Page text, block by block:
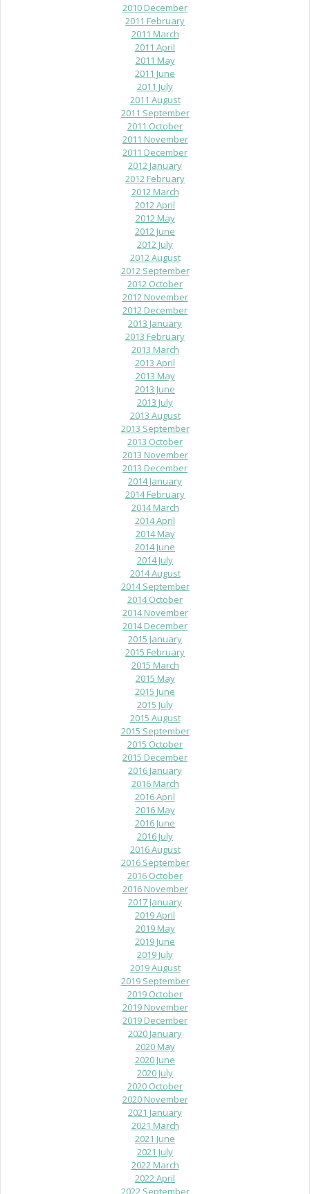
2010 December
2011 February
2011 March
2011 April
2011 May
2011 June
2011 July
2011 August
2011 September
2011 October
2011 November
2011 December
2012 January
2012 February
2012 March
2012 April
2012 May
2012 June
2012 July
2012 August
2012 September
2012 October
2012 November
2012 December
2013 January
2013 February
2013 March
2013 April
2013 May
2013 June
2013 July
2013 August
2013 September
2013 October
2013 November
2013 December
2014 January
2014 February
2014 March
2014 April
2014 May
2014 June
2014 July
2014 August
2014 September
2014 October
2014 November
2014 December
2015 January
2015 February
2015 March
2015 May
2015 June
2015 July
2015 August
2015 September
2015 October
2015 December
2016 January
2016 March
2016 April
2016 May
2016 June
2016 July
2016 August
2016 September
2016 October
2016 November
2017 January
2019 April
2019 May
2019 June
2019 July
2019 August
2019 September
2019 October
2019 November
2019 December
2020 January
2020 May
2020 June
2020 July
2020 October
2020 November
2021 January
2021 March
2021 June
2021 July
2022 March
2022 April
2022 September